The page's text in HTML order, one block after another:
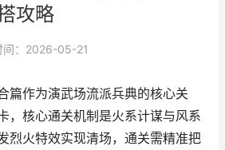
攻略
间：2026-05-21
篇作为演武场流派兵典的核心关
，核心通关机制是火系计谋与风系
烈火特效实现清场，通关需精准把